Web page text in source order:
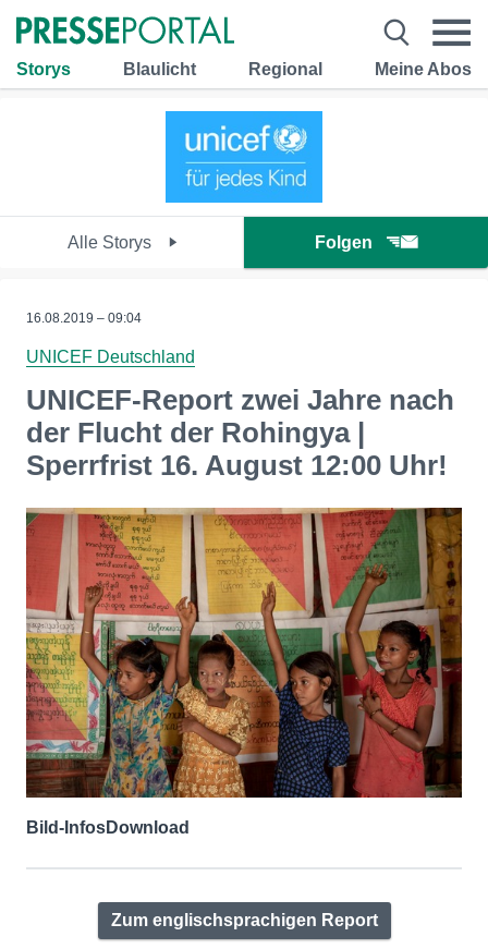
Storys Blaulicht Regional Meine Abos
Alle Storys Folgen
16.08.2019 – 09:04
UNICEF Deutschland
UNICEF-Report zwei Jahre nach
der Flucht der Rohingya |
Sperrfrist 16. August 12:00 Uhr!
Bild-InfosDownload
Zum englischsprachigen Report